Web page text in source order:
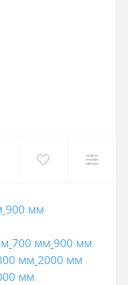
900 мм
700 мм 900 мм
мм 2000 мм
мм